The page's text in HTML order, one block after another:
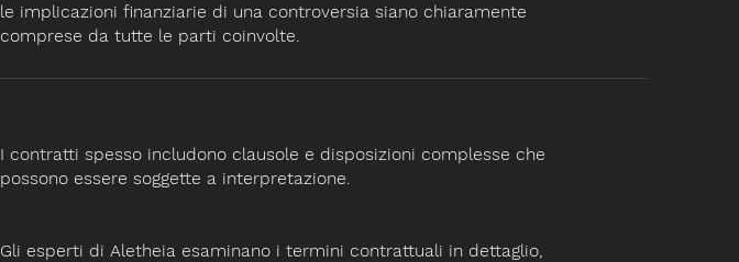
le implicazioni finanziarie di una controversia siano chiaramente
comprese da tutte le parti coinvolte.
I contratti spesso includono clausole e disposizioni complesse che
possono essere soggette a interpretazione.
Gli esperti di Aletheia esaminano i termini contrattuali in dettaglio,